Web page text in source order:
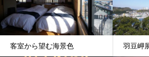
客室から望む海景色 羽豆岬